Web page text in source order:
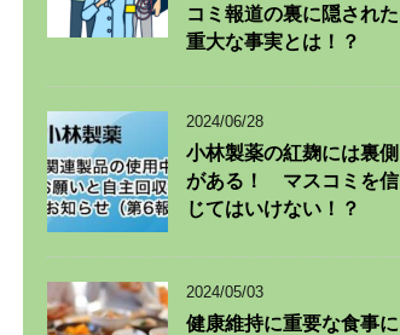
コミ報道の裏に隠された
重大な事実とは！？
2024/06/28
小林製薬の紅麹には裏側
がある！ マスコミを信
じてはいけない！？
2024/05/03
健康維持に重要な食事に